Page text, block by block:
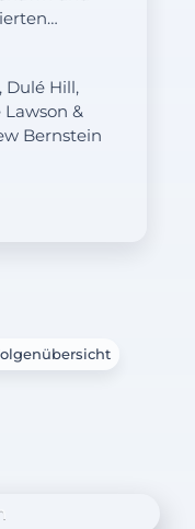
Dulé Hill,
&
Bernstein